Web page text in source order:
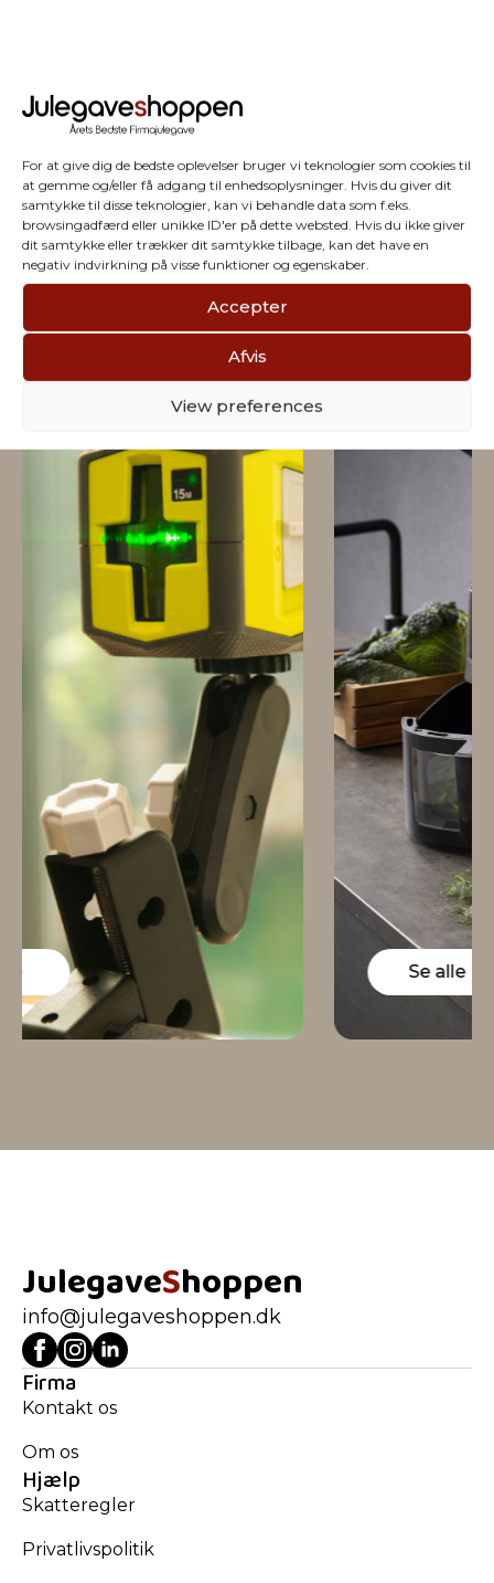
For at give dig de bedste oplevelser bruger vi teknologier som cookies til
at gemme og/eller få adgang til enhedsoplysninger. Hvis du giver dit
samtykke til disse teknologier, kan vi behandle data som f.eks.
browsingadfærd eller unikke ID'er på dette websted. Hvis du ikke giver
dit samtykke eller trækker dit samtykke tilbage, kan det have en
negativ indvirkning på visse funktioner og egenskaber.
Accepter
Afvis
View preferences
Vi har julegaver til hele
firmaet
Se alle
JulegaveShoppen
info@julegaveshoppen.dk
Firma
Kontakt os
Om os
Hjælp
Skatteregler
Privatlivspolitik